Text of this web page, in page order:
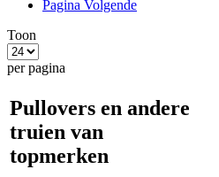
Pagina Volgende
Toon
per pagina
Pullovers en andere
truien van
topmerken